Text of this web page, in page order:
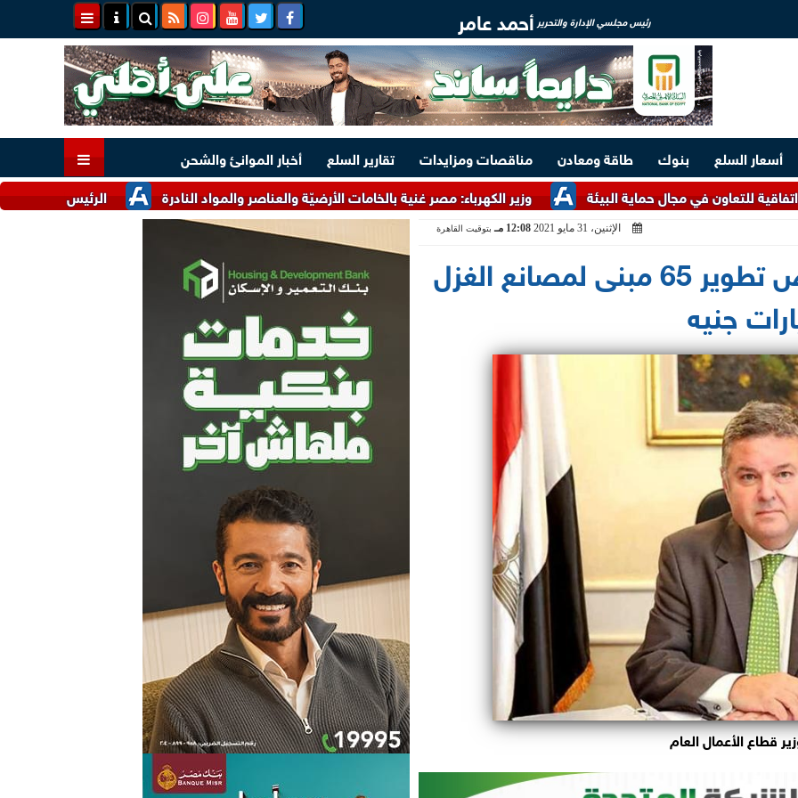
رئيس مجلسي الإدارة والتحرير أحمد عامر
أسعار السلع بنوك طاقة ومعادن مناقصات ومزايدات تقارير السلع
أخبار الموانئ والشحن
الرئيس السيسي وملك البحرين
وزير الكهرباء: مصر غنية بالخامات الأرضيّة والعناصر والمواد النادرة في مجال حماية البيئة
الإثنين، 31 مايو 2021 12:08 مـ بتوقيت القاهرة
هشام توفيق يستعرض تطوير 65 مبنى لمصانع الغزل
قطاع الأعمال العام